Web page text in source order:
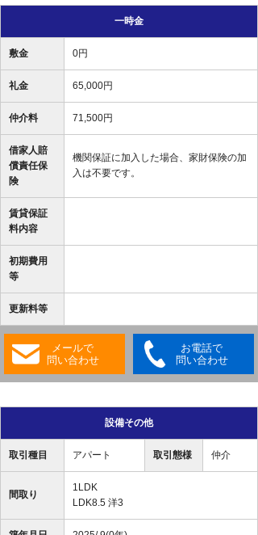
一時金
敷金 0円
礼金 65,000円
仲介料 71,500円
借家人賠
償責任保
険
機関保証に加入した場合、家財保険の加
入は不要です。
賃貸保証
料内容
初期費用
等
更新料等
メールで
問い合わせ
お電話で
問い合わせ
設備その他
取引種目 アパート 取引態様 仲介
間取り
1LDK
LDK8.5 洋3